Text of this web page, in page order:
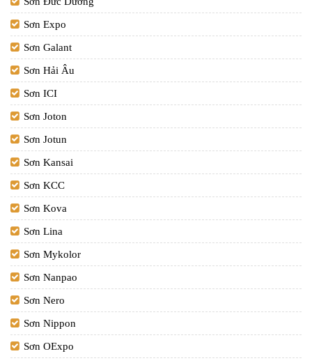
Sơn Expo
Sơn Galant
Sơn Hải Âu
Sơn ICI
Sơn Joton
Sơn Jotun
Sơn Kansai
Sơn KCC
Sơn Kova
Sơn Lina
Sơn Mykolor
Sơn Nanpao
Sơn Nero
Sơn Nippon
Sơn OExpo